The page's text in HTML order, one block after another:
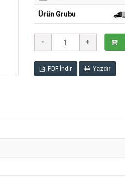
Ürün Grubu
PDF İndir Yazdır